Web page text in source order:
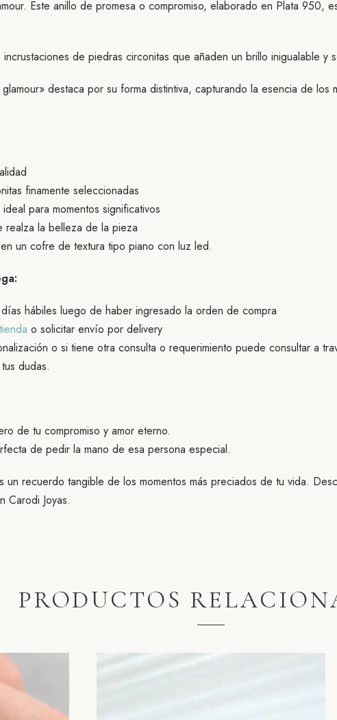
Este anillo de promesa o compromiso, elaborado en Plata 950,
de piedras circonitas que añaden un brillo inigualable y
destaca por su forma distintiva, capturando la esencia de
finamente seleccionadas
para momentos significativos
realza la belleza de la pieza
un cofre de textura tipo piano con luz led.
hábiles luego de haber ingresado la orden de compra
tienda o solicitar envío por delivery
o si tiene otra consulta o requerimiento puede consultar a
dudas.
de tu compromiso y amor eterno.
de pedir la mano de esa persona especial.
un recuerdo tangible de los momentos más preciados de tu vida.
Carodi Joyas.
PRODUCTOS